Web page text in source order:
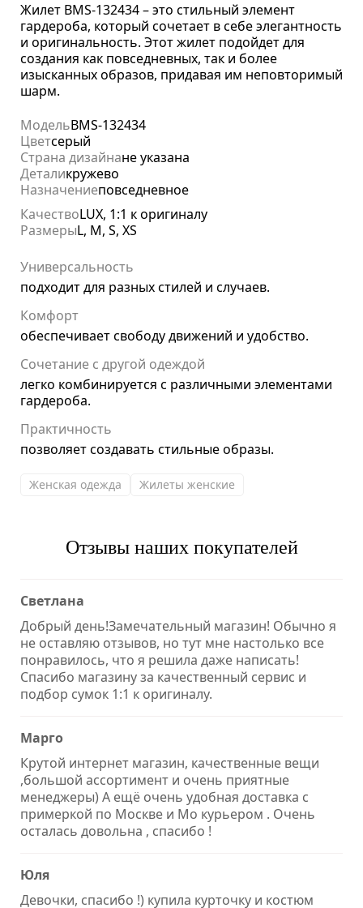
Жилет BMS-132434 – это стильный элемент
гардероба, который сочетает в себе элегантность
и оригинальность. Этот жилет подойдет для
создания как повседневных, так и более
изысканных образов, придавая им неповторимый
шарм.
МодельBMS-132434
Цветсерый
Страна дизайнане указана
Деталикружево
Назначениеповседневное
КачествоLUX, 1:1 к оригиналу
РазмерыL, M, S, XS
Универсальность
подходит для разных стилей и случаев.
Комфорт
обеспечивает свободу движений и удобство.
Сочетание с другой одеждой
легко комбинируется с различными элементами
гардероба.
Практичность
позволяет создавать стильные образы.
Женская одежда Жилеты женские
Отзывы наших покупателей
Светлана
Добрый день!Замечательный магазин! Обычно я
не оставляю отзывов, но тут мне настолько все
понравилось, что я решила даже написать!
Спасибо магазину за качественный сервис и
подбор сумок 1:1 к оригиналу.
Марго
Крутой интернет магазин, качественные вещи
,большой ассортимент и очень приятные
менеджеры) А ещё очень удобная доставка с
примеркой по Москве и Мо курьером . Очень
осталась довольна , спасибо !
Юля
Девочки, спасибо !) купила курточку и костюм